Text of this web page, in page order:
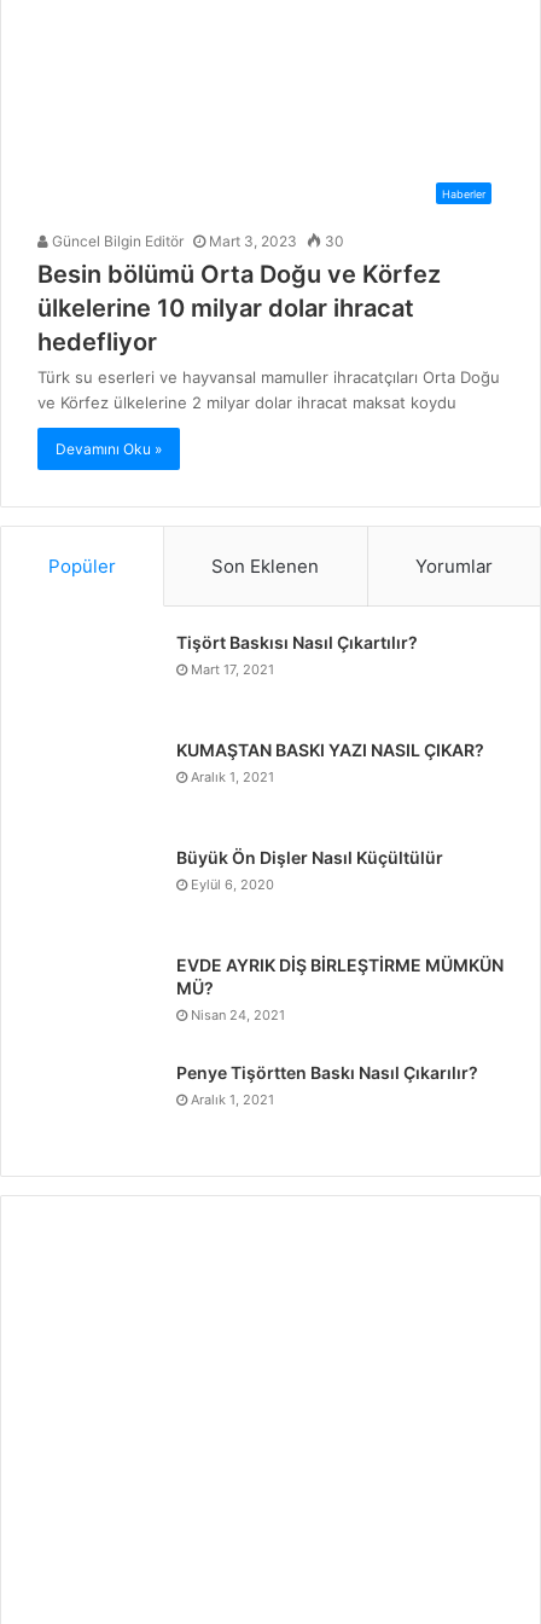
Haberler
Güncel Bilgin Editör Mart 3, 2023 30
Besin bölümü Orta Doğu ve Körfez
ülkelerine 10 milyar dolar ihracat
hedefliyor
Türk su eserleri ve hayvansal mamuller ihracatçıları Orta Doğu
ve Körfez ülkelerine 2 milyar dolar ihracat maksat koydu
Devamını Oku »
Popüler Son Eklenen Yorumlar
Tişört Baskısı Nasıl Çıkartılır?
Mart 17, 2021
KUMAŞTAN BASKI YAZI NASIL ÇIKAR?
Aralık 1, 2021
Büyük Ön Dişler Nasıl Küçültülür
Eylül 6, 2020
EVDE AYRIK DİŞ BİRLEŞTİRME MÜMKÜN
MÜ?
Nisan 24, 2021
Penye Tişörtten Baskı Nasıl Çıkarılır?
Aralık 1, 2021